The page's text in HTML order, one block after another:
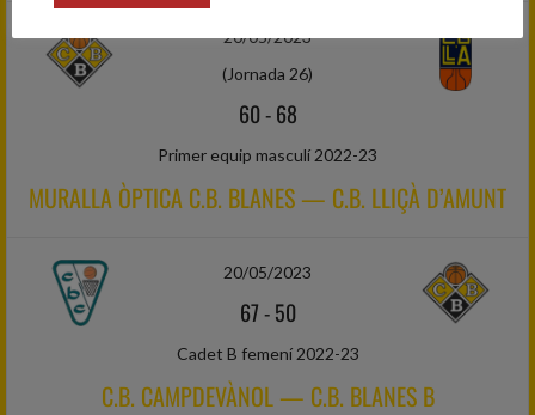
20/05/2023
(Jornada 26)
60-68
Primer equip masculí 2022-23
MURALLA ÒPTICA C.B. BLANES — C.B. LLIÇÀ D’AMUNT
20/05/2023
67-50
Cadet B femení 2022-23
C.B. CAMPDEVÀNOL — C.B. BLANES B